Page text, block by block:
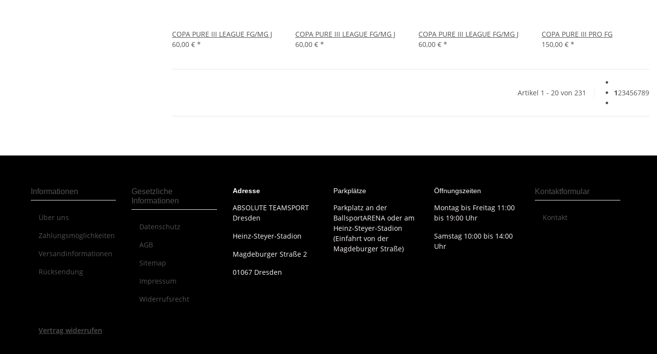
COPA PURE III LEAGUE FG/MG J
60,00 € *
COPA PURE III LEAGUE FG/MG J
60,00 € *
COPA PURE III LEAGUE FG/MG J
60,00 € *
COPA PURE III PRO FG
150,00 € *
Artikel 1 - 20 von 231 123456789
Informationen
Über uns
Zahlungsmöglichkeiten
Versandinformationen
Rücksendung
Gesetzliche
Informationen
Datenschutz
AGB
Sitemap
Impressum
Widerrufsrecht
Adresse
ABSOLUTE TEAMSPORT
Dresden
Heinz-Steyer-Stadion
Magdeburger Straße 2
01067 Dresden
Parkplätze
Parkplatz an der
BallsportARENA oder am
Heinz-Steyer-Stadion
(Einfahrt von der
Magdeburger Straße)
Öffnungszeiten
Montag bis Freitag 11:00
bis 19:00 Uhr
Samstag 10:00 bis 14:00
Uhr
Kontaktformular
Kontakt
Vertrag widerrufen